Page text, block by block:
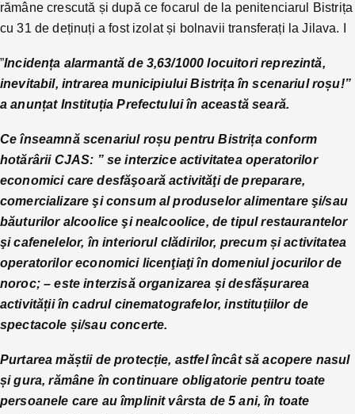
rămâne crescută și după ce focarul de la penitenciarul Bistrița
cu 31 de deținuți a fost izolat și bolnavii transferați la Jilava. I
”Incidența alarmantă de 3,63/1000 locuitori reprezintă,
inevitabil, intrarea municipiului Bistrița în scenariul roșu!”
a anunțat Instituția Prefectului în această seară.
Ce înseamnă scenariul roșu pentru Bistrița conform
hotărârii CJAS: ” se interzice activitatea operatorilor
economici care desfăşoară activităţi de preparare,
comercializare şi consum al produselor alimentare şi/sau
băuturilor alcoolice şi nealcoolice, de tipul restaurantelor
şi cafenelelor, în interiorul clădirilor, precum și activitatea
operatorilor economici licenţiaţi în domeniul jocurilor de
noroc; – este interzisă organizarea și desfășurarea
activității în cadrul cinematografelor, instituțiilor de
spectacole și/sau concerte.
Purtarea măștii de protecție, astfel încât să acopere nasul
și gura, rămâne în continuare obligatorie pentru toate
persoanele care au împlinit vârsta de 5 ani, în toate